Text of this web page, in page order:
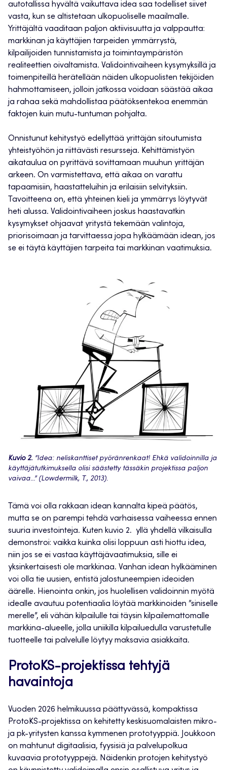
autotallissa hyvältä vaikuttava idea saa todelliset siivet
vasta, kun se altistetaan ulkopuoliselle maailmalle.
Yrittäjältä vaaditaan paljon aktiivisuutta ja valppautta:
markkinan ja käyttäjien tarpeiden ymmärrystä,
kilpailijoiden tunnistamista ja toimintaympäristön
realiteettien oivaltamista. Validointivaiheen kysymyksillä ja
toimenpiteillä herätellään näiden ulkopuolisten tekijöiden
hahmottamiseen, jolloin jatkossa voidaan säästää aikaa
ja rahaa sekä mahdollistaa päätöksentekoa enemmän
faktojen kuin mutu-tuntuman pohjalta.
Onnistunut kehitystyö edellyttää yrittäjän sitoutumista
yhteistyöhön ja riittävästi resursseja. Kehittämistyön
aikataulua on pyrittävä sovittamaan muuhun yrittäjän
arkeen. On varmistettava, että aikaa on varattu
tapaamisiin, haastatteluihin ja erilaisiin selvityksiin.
Tavoitteena on, että yhteinen kieli ja ymmärrys löytyvät
heti alussa. Validointivaiheen joskus haastavatkin
kysymykset ohjaavat yritystä tekemään valintoja,
priorisoimaan ja tarvittaessa jopa hylkäämään idean, jos
se ei täytä käyttäjien tarpeita tai markkinan vaatimuksia.
Kuvio 2. ”Idea: neliskanttiset pyöränrenkaat! Ehkä validoinnilla ja
käyttäjätutkimuksella olisi säästetty tässäkin projektissa paljon
vaivaa…” (Lowdermilk, T., 2013).
Tämä voi olla rakkaan idean kannalta kipeä päätös,
mutta se on parempi tehdä varhaisessa vaiheessa ennen
suuria investointeja. Kuten kuvio 2. yllä yhdellä vilkaisulla
demonstroi: vaikka kuinka olisi loppuun asti hiottu idea,
niin jos se ei vastaa käyttäjävaatimuksia, sille ei
yksinkertaisesti ole markkinaa. Vanhan idean hylkääminen
voi olla tie uusien, entistä jalostuneempien ideoiden
äärelle. Hienointa onkin, jos huolellisen validoinnin myötä
idealle avautuu potentiaalia löytää markkinoiden ”siniselle
merelle”, eli vähän kilpailulle tai täysin kilpailemattomalle
markkina-alueelle, jolla uniikilla kilpailuedulla varustetulle
tuotteelle tai palvelulle löytyy maksavia asiakkaita.
ProtoKS-projektissa tehtyjä
havaintoja
Vuoden 2026 helmikuussa päättyvässä, kompaktissa
ProtoKS-projektissa on kehitetty keskisuomalaisten mikro-
ja pk-yritysten kanssa kymmenen prototyyppiä. Joukkoon
on mahtunut digitaalisia, fyysisiä ja palvelupolkua
kuvaavia prototyyppejä. Näidenkin protojen kehitystyö